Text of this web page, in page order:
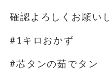
確認よろしくお願い
#1キロおかず
#芯タンの茹でタン